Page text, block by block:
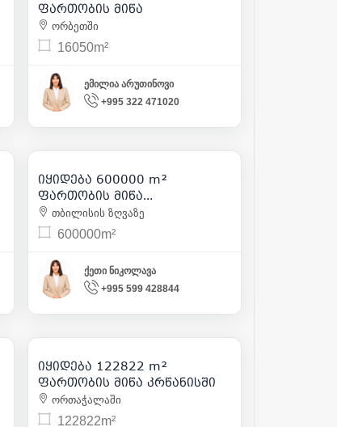
ფართობის მიწა
ორბეთში
16050m²
ემილია არუთინოვი
+995 322 471020
4
18 000 000 | m² 30
იყიდება 600000 m²
ფართობის მიწა
ნაძალადევში
თბილისის ზღვაზე
600000m²
ქეთი ნიკოლავა
+995 599 428844
4
42 987 700 | m² 350
იყიდება 122822 m²
ფართობის მიწა კრწანისში
ორთაჭალაში
122822m²